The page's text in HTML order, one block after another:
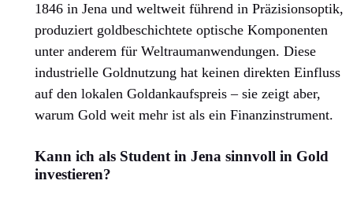
1846 in Jena und weltweit führend in Präzisionsoptik,
produziert goldbeschichtete optische Komponenten
unter anderem für Weltraumanwendungen. Diese
industrielle Goldnutzung hat keinen direkten Einfluss
auf den lokalen Goldankaufspreis – sie zeigt aber,
warum Gold weit mehr ist als ein Finanzinstrument.
Kann ich als Student in Jena sinnvoll in Gold
investieren?